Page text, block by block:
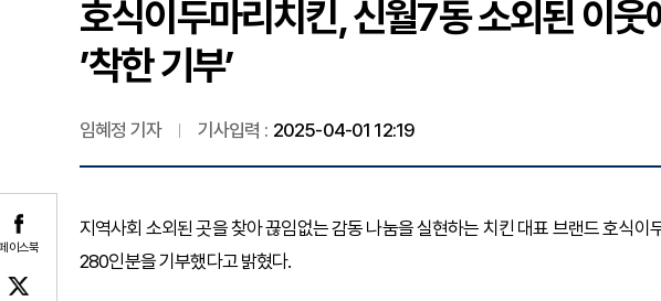
이스북
호식이두마리치킨, 신월7동 소외된 이
’착한 기부’
임혜정 기자 기사입력 : 2025-04-01 12:19
지역사회 소외된 곳을 찾아 끊임없는 감동 나눔을 실현하는 치킨 대표 브랜드 호식
280인분을 기부했다고 밝혔다.